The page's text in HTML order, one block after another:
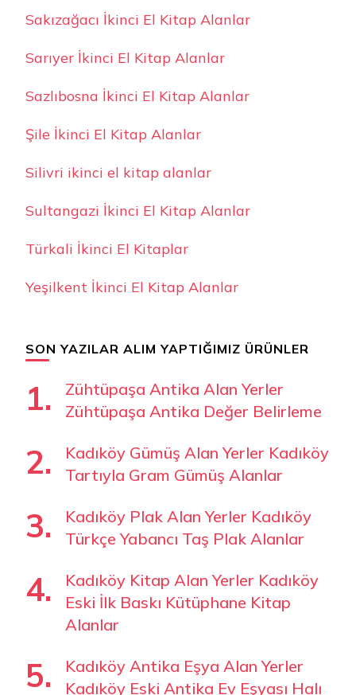
Sakızağacı İkinci El Kitap Alanlar
Sarıyer İkinci El Kitap Alanlar
Sazlıbosna İkinci El Kitap Alanlar
Şile İkinci El Kitap Alanlar
Silivri ikinci el kitap alanlar
Sultangazi İkinci El Kitap Alanlar
Türkali İkinci El Kitaplar
Yeşilkent İkinci El Kitap Alanlar
SON YAZILAR ALIM YAPTIĞIMIZ ÜRÜNLER
Zühtüpaşa Antika Alan Yerler
Zühtüpaşa Antika Değer Belirleme
Kadıköy Gümüş Alan Yerler Kadıköy
Tartıyla Gram Gümüş Alanlar
Kadıköy Plak Alan Yerler Kadıköy
Türkçe Yabancı Taş Plak Alanlar
Kadıköy Kitap Alan Yerler Kadıköy
Eski İlk Baskı Kütüphane Kitap
Alanlar
Kadıköy Antika Eşya Alan Yerler
Kadıköy Eski Antika Ev Eşyası Halı